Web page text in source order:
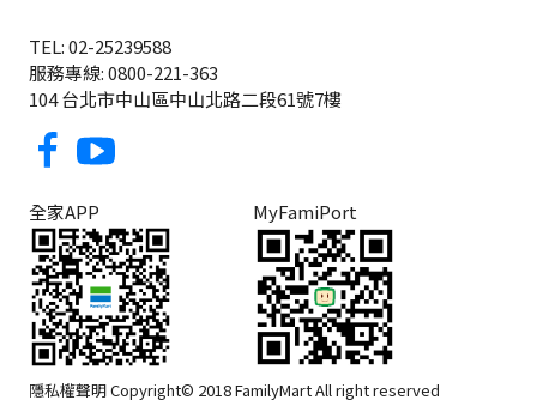
TEL: 02-25239588
服務專線: 0800-221-363
104 台北市中山區中山北路二段61號7樓
全家APP MyFamiPort
隱私權聲明 Copyright© 2018 FamilyMart All right reserved